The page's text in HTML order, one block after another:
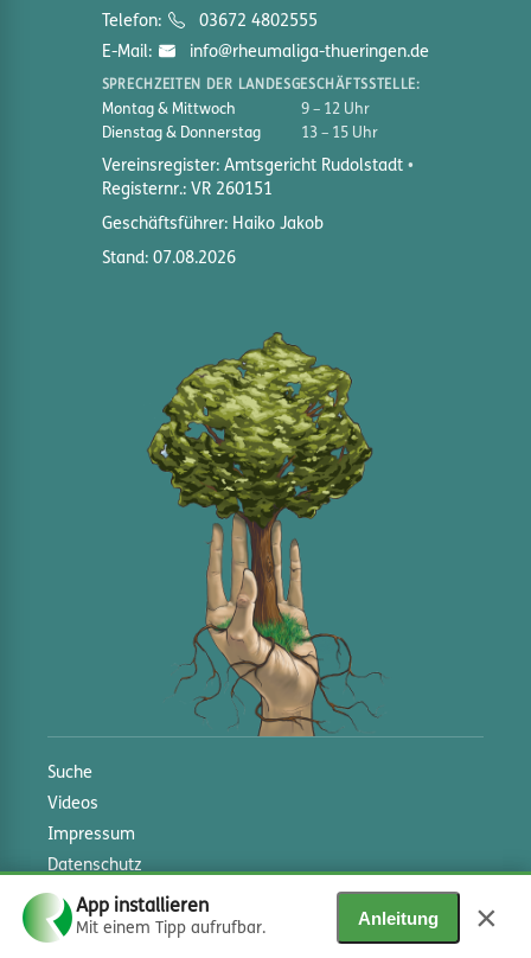
Telefon:
03672 4802555
E-Mail:
info@rheumaliga-thueringen.de
SPRECHZEITEN DER LANDESGESCHÄFTSSTELLE:
Montag & Mittwoch
9 – 12 Uhr
Dienstag & Donnerstag
13 – 15 Uhr
Vereinsregister: Amtsgericht Rudolstadt
Registernr.: VR 260151
Geschäftsführer: Haiko Jakob
Stand: 07.08.2026
Suche
Videos
Impressum
Datenschutz
Mitgliederportal
App installieren
Mit einem Tipp aufrufbar.
Anleitung ×